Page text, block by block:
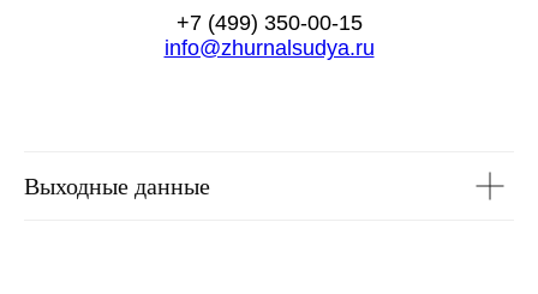
+7 (499) 350-00-15
info@zhurnalsudya.ru
Выходные данные